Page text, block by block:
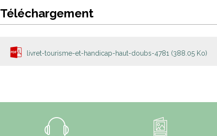
Téléchargement
livret-tourisme-et-handicap-haut-doubs-4781 (388.05 Ko)